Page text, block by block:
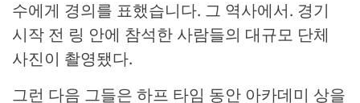
수에게 경의를 표했습니다. 그 역사에서. 경기
시작 전 링 안에 참석한 사람들의 대규모 단체
사진이 촬영됐다.
그런 다음 그들은 하프 타임 동안 아카데미 상을